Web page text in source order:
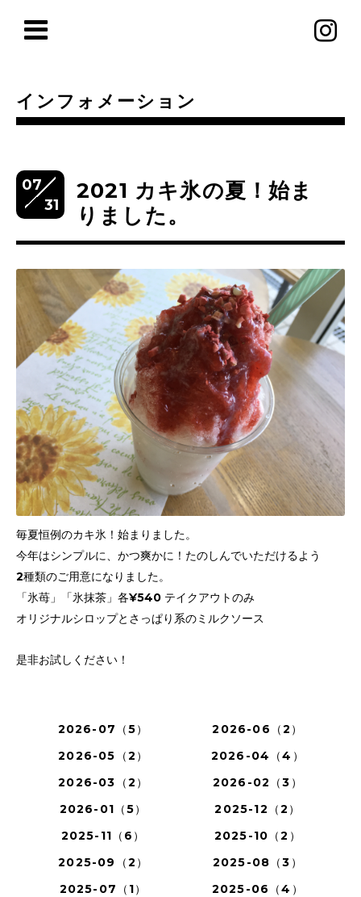
インフォメーション
07
31
2021 カキ氷の夏！始ま
りました。
毎夏恒例のカキ氷！始まりました。
今年はシンプルに、かつ爽かに！たのしんでいただけるよう
2種類のご用意になりました。
「氷苺」「氷抹茶」各¥540 テイクアウトのみ
オリジナルシロップとさっぱり系のミルクソース
是非お試しください！
2026-07（5）
2026-06（2）
2026-05（2）
2026-04（4）
2026-03（2）
2026-02（3）
2026-01（5）
2025-12（2）
2025-11（6）
2025-10（2）
2025-09（2）
2025-08（3）
2025-07（1）
2025-06（4）